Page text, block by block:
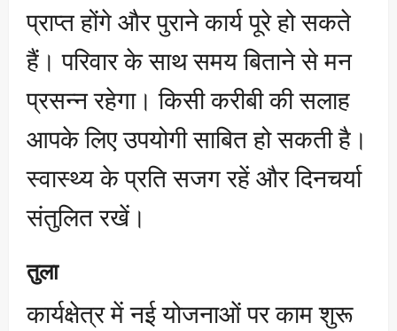
प्राप्त होंगे और पुराने कार्य पूरे हो सकते
हैं। परिवार के साथ समय बिताने से मन
प्रसन्न रहेगा। किसी करीबी की सलाह
आपके लिए उपयोगी साबित हो सकती है।
स्वास्थ्य के प्रति सजग रहें और दिनचर्या
संतुलित रखें।
तुला
कार्यक्षेत्र में नई योजनाओं पर काम शुरू